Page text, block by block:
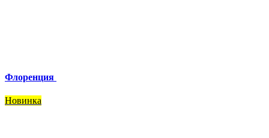
Флоренция
Новинка